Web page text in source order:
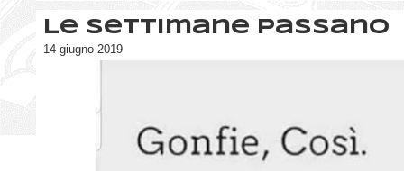
Le settimane passano
14 giugno 2019